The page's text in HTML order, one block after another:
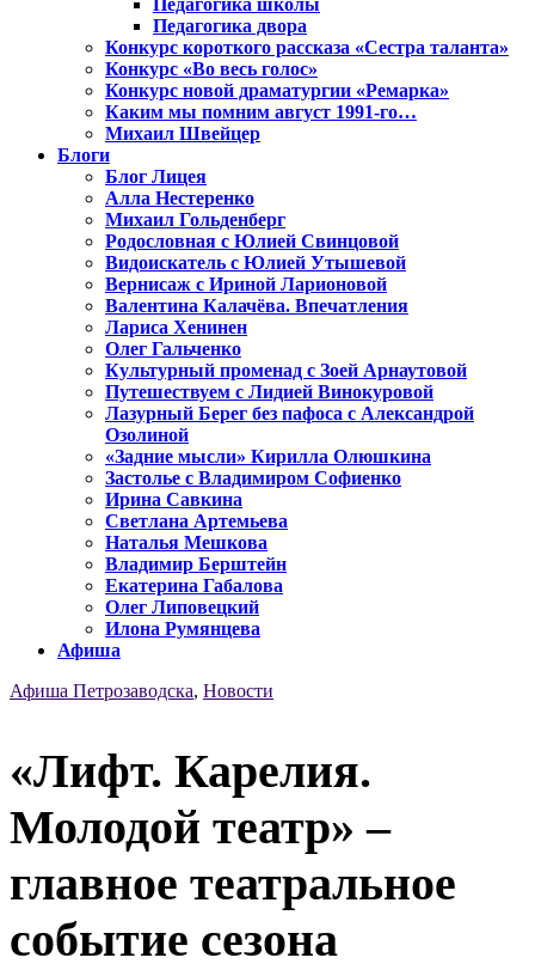
Педагогика школы
Педагогика двора
Конкурс короткого рассказа «Сестра таланта»
Конкурс «Во весь голос»
Конкурс новой драматургии «Ремарка»
Каким мы помним август 1991-го…
Михаил Швейцер
Блоги
Блог Лицея
Алла Нестеренко
Михаил Гольденберг
Родословная с Юлией Свинцовой
Видоискатель с Юлией Утышевой
Вернисаж с Ириной Ларионовой
Валентина Калачёва. Впечатления
Лариса Хенинен
Олег Гальченко
Культурный променад с Зоей Арнаутовой
Путешествуем с Лидией Винокуровой
Лазурный Берег без пафоса с Александрой
Озолиной
«Задние мысли» Кирилла Олюшкина
Застолье с Владимиром Софиенко
Ирина Савкина
Светлана Артемьева
Наталья Мешкова
Владимир Берштейн
Екатерина Габалова
Олег Липовецкий
Илона Румянцева
Афиша
Афиша Петрозаводска, Новости
«Лифт. Карелия.
Молодой театр» –
главное театральное
событие сезона